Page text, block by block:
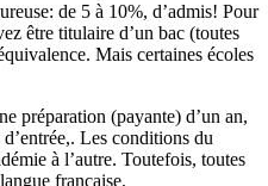
de 5 à 10%, d’admis! Pour
être titulaire d’un bac (toutes
Mais certaines écoles
préparation (payante) d’un an,
Les conditions du
à l’autre. Toutefois, toutes
française.